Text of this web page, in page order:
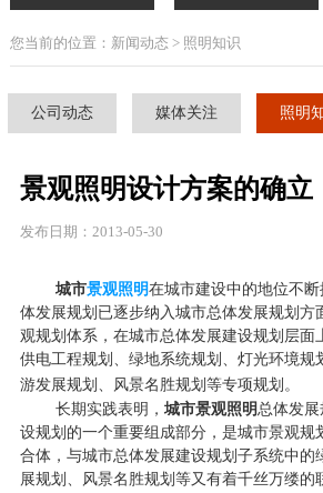
您当前的位置：新闻动态 > 照明知识
公司动态 媒体关注 照明
景观照明设计方案的确立
发布日期：2013-05-30
城市景观照明在城市建设中的地位不
体发展规划已逐步纳入城市总体发展规划方
观规划体系，在城市总体发展建设规划层面
供电工程规划、绿地系统规划、灯光环境规
游发展规划、风景名胜规划等专项规划。
长期实践表明， 城市景观照明总体发
设规划的一个重要组成部分，是城市景观规
合体，与城市总体发展建设规划子系统中的
展规划、风景名胜规划等又有着千丝万缕的